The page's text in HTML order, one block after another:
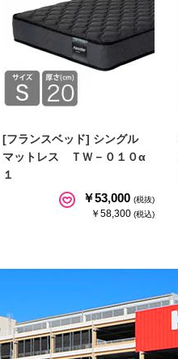
[フランスベッド] シングル
マットレス ＴＷ－０１０α
１
￥53,000 (税抜)
￥58,300 (税込)